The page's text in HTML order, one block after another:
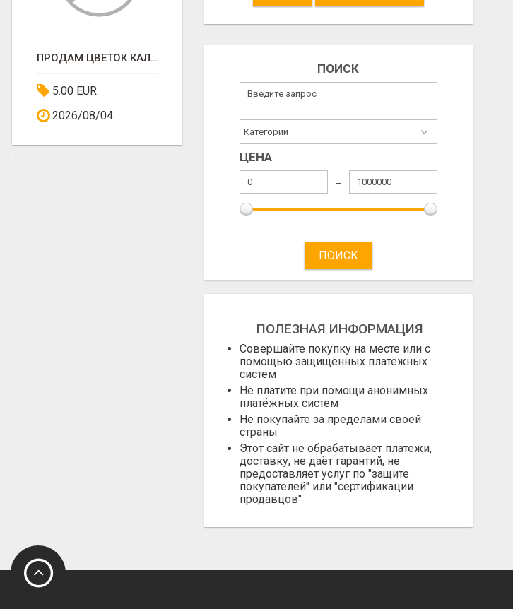
ПРОДАМ ЦВЕТОК КАЛАНХОЭ
5.00 EUR
2026/08/04
460.00 EUR
ПОИСК
ЦЕНА
ПОИСК
ПОЛЕЗНАЯ ИНФОРМАЦИЯ
Совершайте покупку на месте или с
помощью защищённых платёжных
систем
Не платите при помощи анонимных
платёжных систем
Не покупайте за пределами своей
страны
Этот сайт не обрабатывает платежи,
доставку, не даёт гарантий, не
предоставляет услуг по "защите
покупателей" или "сертификации
продавцов"